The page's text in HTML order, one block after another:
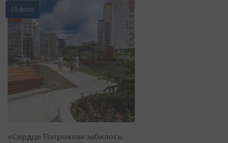
20 фото
«Сердце Патрокла» забилось: